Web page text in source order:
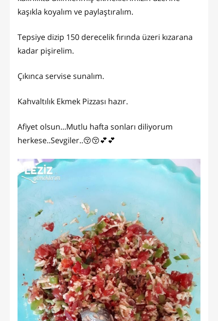
kaşıkla koyalım ve paylaştıralım.
Tepsiye dizip 150 derecelik fırında üzeri kızarana
kadar pişirelim.
Çıkınca servise sunalım.
Kahvaltılık Ekmek Pizzası hazır.
Afiyet olsun...Mutlu hafta sonları diliyorum
herkese..Sevgiler..😚😚💕💕